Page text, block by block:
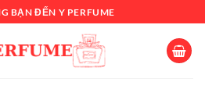
BẠN ĐẾN Y PERFUME